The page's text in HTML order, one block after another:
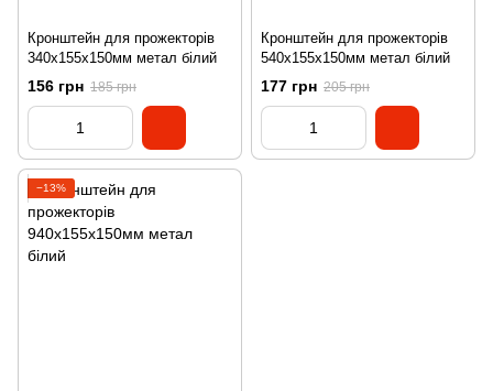
Кронштейн для прожекторів
340х155х150мм метал білий
156 грн 185 грн
Кронштейн для прожекторів
540х155х150мм метал білий
177 грн 205 грн
−13%